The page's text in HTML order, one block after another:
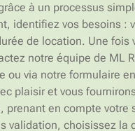
à un processus
identifiez vos besoins :
de location. Une fois
notre équipe de ML
ou via notre formulaire
plaisir et vous
prenant en compte votre
validation, choisissez la